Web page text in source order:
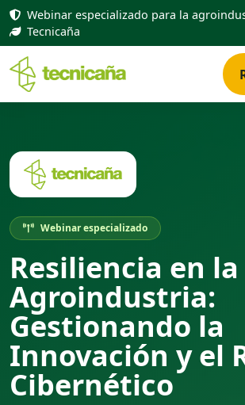
Webinar especializado para la
Tecnicaña
Webinar especializado
Resiliencia en la
Agroindustria:
Gestionando la
Innovación y el
Cibernético